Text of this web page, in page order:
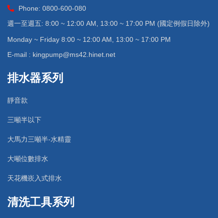
Phone: 0800-600-080
週一至週五: 8:00 ~ 12:00 AM, 13:00 ~ 17:00 PM (國定例假日除外)
Monday ~ Friday 8:00 ~ 12:00 AM, 13:00 ~ 17:00 PM
E-mail : kingpump@ms42.hinet.net
排水器系列
靜音款
三噸半以下
大馬力三噸半-水精靈
大噸位數排水
天花機崁入式排水
清洗工具系列